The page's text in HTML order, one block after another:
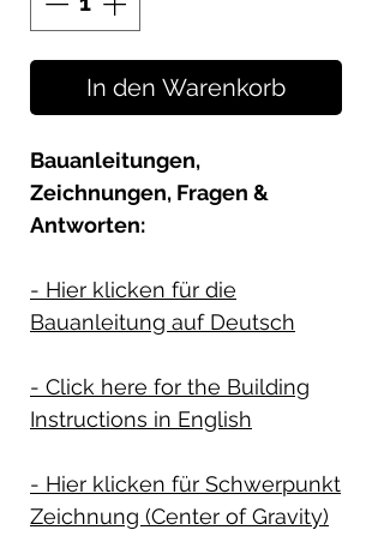
In den Warenkorb
Bauanleitungen,
Zeichnungen, Fragen &
Antworten:
- Hier klicken für die
Bauanleitung auf Deutsch
- Click here for the Building
Instructions in English
- Hier klicken für Schwerpunkt
Zeichnung (Center of Gravity)